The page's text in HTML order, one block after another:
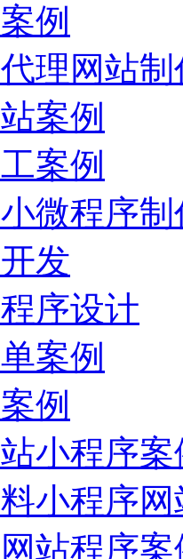
例
理网站
案例
案例
微程序
发
序设计
案例
例
小程序案
小程序
站程序案